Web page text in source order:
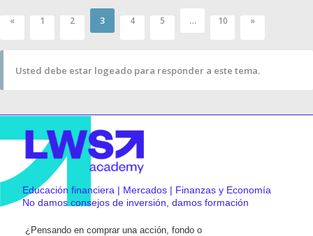
« 1 2 3 4 5 … 10 »
Usted debe estar logeado para responder a este tema.
Educación financiera | Mercados | Finanzas y Economía
No damos consejos de inversión, damos formación
¿Pensando en comprar una acción, fondo o